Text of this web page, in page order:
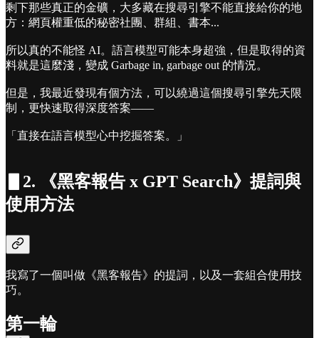
剩下那些真正的金礦，大多藏在搜尋引擎不能直接給你的地
方：網頁權重低的秘密社團、群組、書本...
所以真的不能怪 AI。語言模型可能本身超強，但是取得的資
料就是這麼淺，變成 Garbage in, garbage out 的情況。
但是，我最近發現有個方法，可以繞過這個搜尋引擎先天限
制，更快速取得深度答案——
「直接在語言模型心中挖掘答案。」
▋2. 《黑客報告 x GPT Search》提詞與
使用方法
我寫了一個叫做《黑客報告》的提詞，以及一套組合使用技
巧。
第一輪